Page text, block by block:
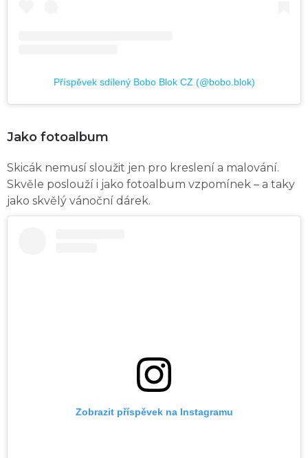
Příspěvek sdílený Bobo Blok CZ (@bobo.blok)
Jako fotoalbum
Skicák nemusí sloužit jen pro kreslení a malování.
Skvěle poslouží i jako fotoalbum vzpomínek – a taky
jako skvělý vánoční dárek.
Zobrazit příspěvek na Instagramu